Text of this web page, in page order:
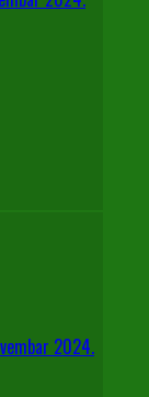
2024.